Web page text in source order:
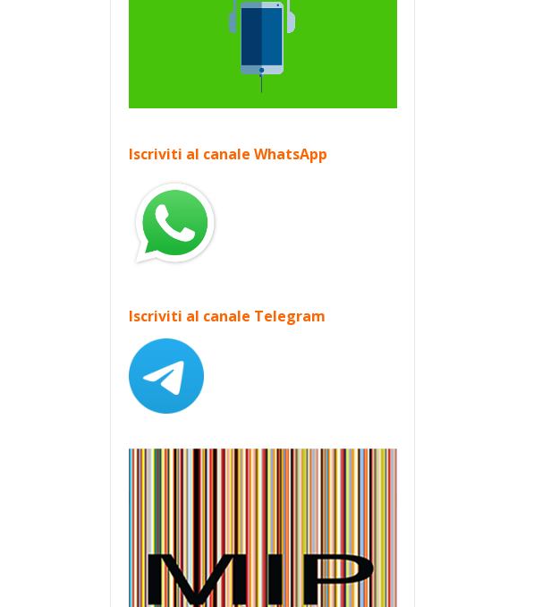
Iscriviti al canale WhatsApp
Iscriviti al canale Telegram